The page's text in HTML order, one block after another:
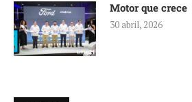
Motor que crece
30 abril, 2026